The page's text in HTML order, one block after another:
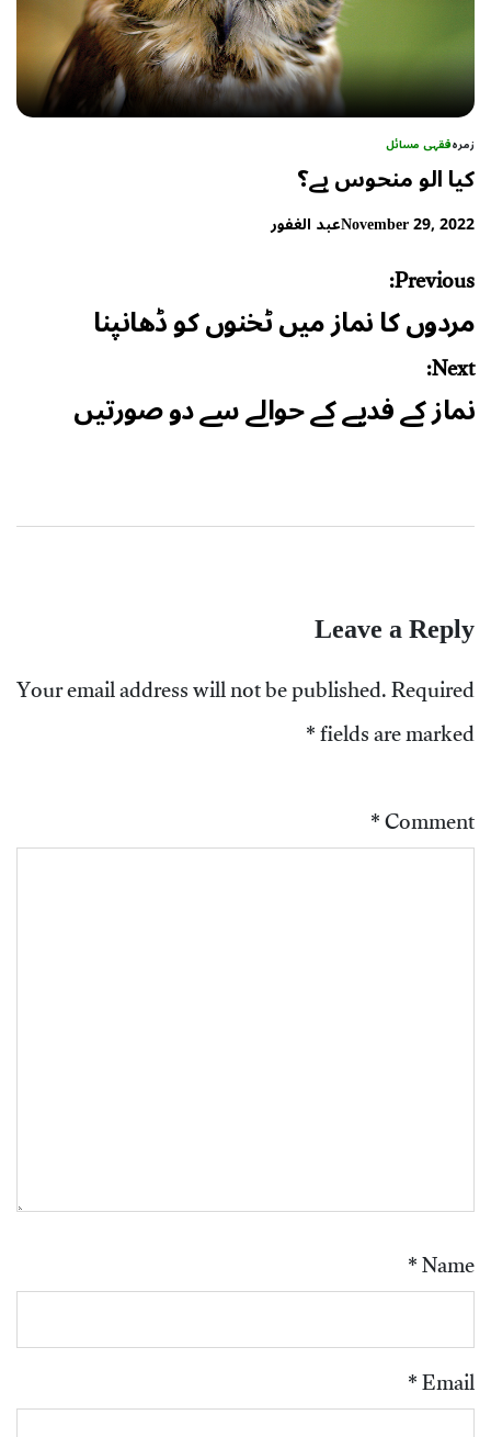
زمرہفقہی مسائل
کیا الو منحوس ہے؟
November 29, 2022عبد الغفور
Post
navigation
Previous:
مردوں کا نماز میں ٹخنوں کو ڈھانپنا
Next:
نماز کے فدیے کے حوالے سے دو صورتیں
Leave a Reply
Your email address will not be published.Required
fields are marked
*
Comment
*
Name
*
Email
*